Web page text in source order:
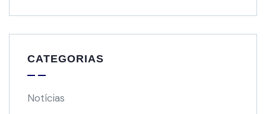
CATEGORIAS
Notícias